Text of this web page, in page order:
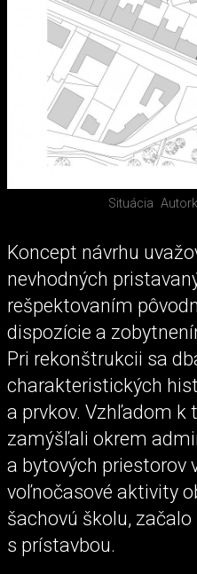
Situácia
Koncept návrhu
nevhodných
rešpektovaním
dispozície a
Pri rekonštrukcii sa
charakteristických
a prvkov. Vzhľadom k
zamýšľali okrem
a bytových priestorov
voľnočasové aktivity
šachovú školu,
s prístavbou.